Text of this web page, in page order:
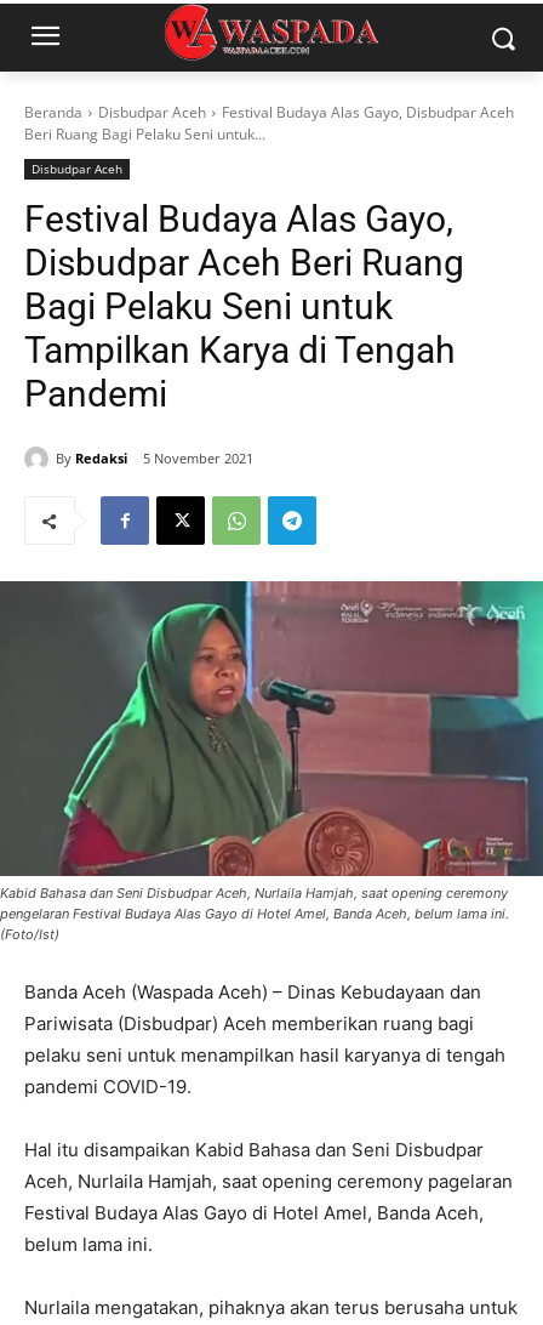
Beranda Disbudpar Aceh
Festival Budaya Alas Gayo, Disbudpar Aceh
Beri Ruang Bagi Pelaku Seni untuk...
Disbudpar Aceh
Festival Budaya Alas Gayo,
Disbudpar Aceh Beri Ruang
Bagi Pelaku Seni untuk
Tampilkan Karya di Tengah
Pandemi
By Redaksi 5 November 2021
Kabid Bahasa dan Seni Disbudpar Aceh, Nurlaila Hamjah, saat opening ceremony
pengelaran Festival Budaya Alas Gayo di Hotel Amel, Banda Aceh, belum lama ini.
(Foto/Ist)
Banda Aceh (Waspada Aceh) – Dinas Kebudayaan dan
Pariwisata (Disbudpar) Aceh memberikan ruang bagi
pelaku seni untuk menampilkan hasil karyanya di tengah
pandemi COVID-19.
Hal itu disampaikan Kabid Bahasa dan Seni Disbudpar
Aceh, Nurlaila Hamjah, saat opening ceremony pagelaran
Festival Budaya Alas Gayo di Hotel Amel, Banda Aceh,
belum lama ini.
Nurlaila mengatakan, pihaknya akan terus berusaha untuk